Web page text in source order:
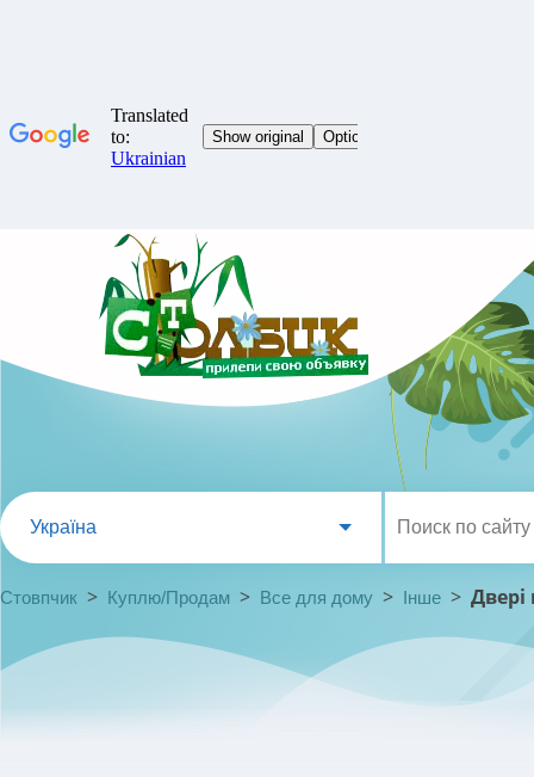
Україна
Стовпчик > Куплю/Продам > Все для дому > Інше > Двері